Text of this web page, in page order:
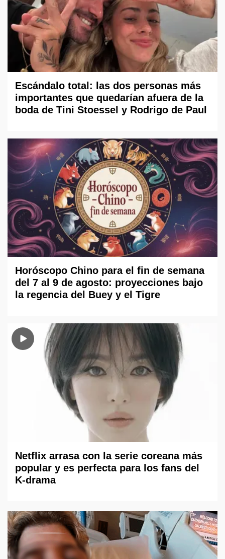
Escándalo total: las dos personas más
importantes que quedarían afuera de la
boda de Tini Stoessel y Rodrigo de Paul
Horóscopo Chino para el fin de semana
del 7 al 9 de agosto: proyecciones bajo
la regencia del Buey y el Tigre
Netflix arrasa con la serie coreana más
popular y es perfecta para los fans del
K-drama